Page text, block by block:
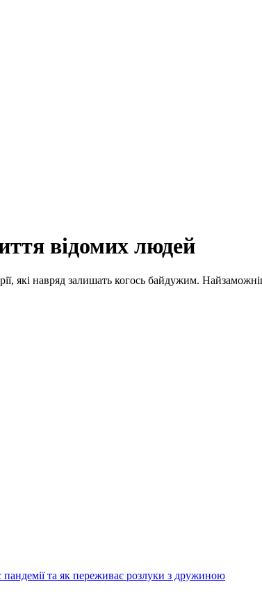
відомих людей
які навряд залишать когось байдужим.
та як переживає розлуки з дружиною